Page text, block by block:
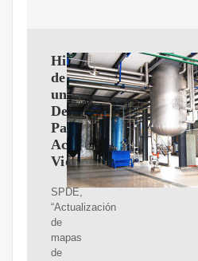
Historia
de
un
Despojo
Palma
Aceitera:
Violencia
SPDE,
“Actualización
de
mapas
de